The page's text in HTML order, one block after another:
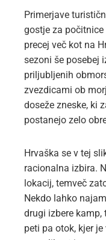
Primerjave
gostje za
precej več kot na
sezoni še posebej
priljubljenih
zvezdicami ob
doseže zneske, ki
postanejo zelo
Hrvaška se v tej
racionalna izbira.
lokacij, temveč
Nekdo lahko
drugi izbere kamp,
peti pa otok, kjer